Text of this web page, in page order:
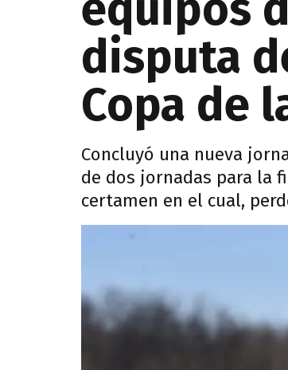
disputa
Copa de
Concluyó una nueva
de dos jornadas para la
certamen en el cual,